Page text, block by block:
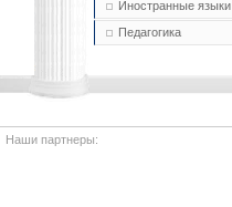
Иностранные языки
Педагогика
Наши партнеры: